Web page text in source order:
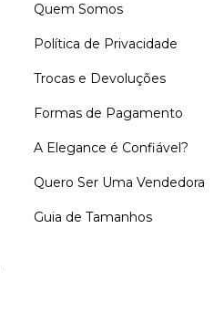
Quem Somos
Política de Privacidade
Trocas e Devoluções
Formas de Pagamento
A Elegance é Confiável?
Quero Ser Uma Vendedora
Guia de Tamanhos